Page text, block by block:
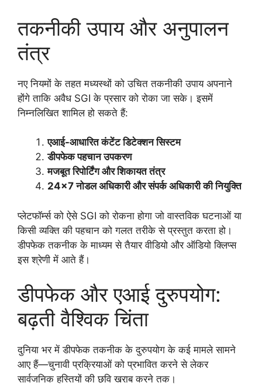
तकनीकी उपाय और अनुपालन
तंत्र
नए नियमों के तहत मध्यस्थों को उचित तकनीकी उपाय अपनाने
होंगे ताकि अवैध SGI के प्रसार को रोका जा सके। इसमें
निम्नलिखित शामिल हो सकते हैं:
एआई-आधारित कंटेंट डिटेक्शन सिस्टम
डीपफेक पहचान उपकरण
मजबूत रिपोर्टिंग और शिकायत तंत्र
24×7 नोडल अधिकारी और संपर्क अधिकारी की नियुक्ति
प्लेटफॉर्म्स को ऐसे SGI को रोकना होगा जो वास्तविक घटनाओं या
किसी व्यक्ति की पहचान को गलत तरीके से प्रस्तुत करता हो।
डीपफेक तकनीक के माध्यम से तैयार वीडियो और ऑडियो क्लिप्स
इस श्रेणी में आते हैं।
डीपफेक और एआई दुरुपयोग:
बढ़ती वैश्विक चिंता
दुनिया भर में डीपफेक तकनीक के दुरुपयोग के कई मामले सामने
आए हैं—चुनावी प्रक्रियाओं को प्रभावित करने से लेकर
सार्वजनिक हस्तियों की छवि खराब करने तक।